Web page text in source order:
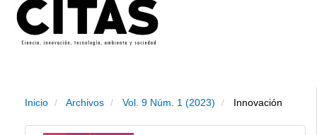
de
Navegación
principal
Inicio Archivos Vol. 9 Núm. 1 (2023) Innovación